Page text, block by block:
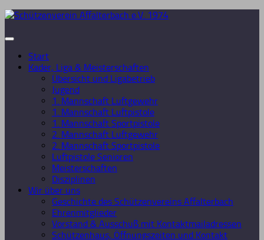
Zum
springen
Start
Kader, Liga & Meisterschaften
Übersicht und Ligabetrieb
Jugend
1. Mannschaft Luftgewehr
1. Mannschaft Luftpistole
1. Mannschaft Sportpistole
2. Mannschaft Luftgewehr
2. Mannschaft Sportpistole
Luftpistole Senioren
Meisterschaften
Disziplinen
Wir über uns
Geschichte des Schützenvereins Affalterbach
Ehrenmitglieder
Vorstand & Ausschuß mit Kontaktmailadressen
Schützenhaus, Öffnungszeiten und Kontakt